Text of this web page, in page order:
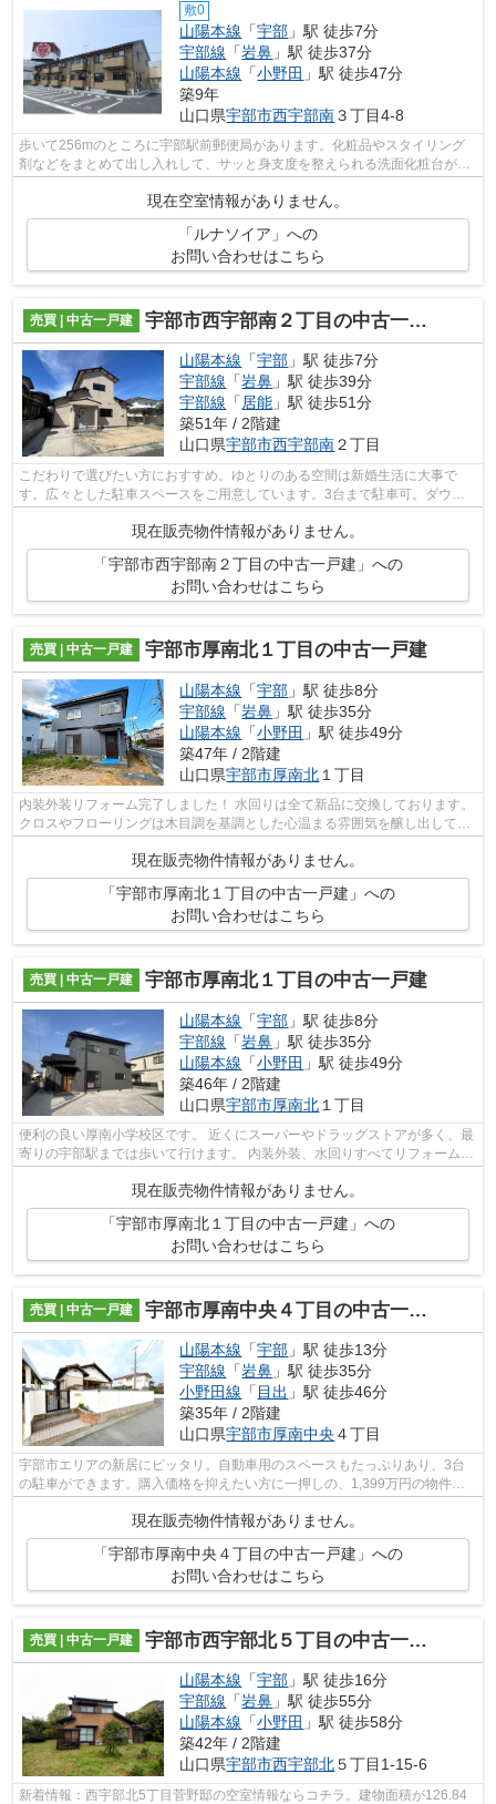
敷0
山陽本線 「宇部 」駅 徒歩7分
宇部線 「岩鼻 」駅 徒歩37分
山陽本線 「小野田 」駅 徒歩47分
築9年
山口県宇部市西宇部南３丁目4-8
歩いて256mのところに宇部駅前郵便局があります。化粧品やスタイリング
剤などをまとめて出し入れして、サッと身支度を整えられる洗面化粧台が付
いております。モニターで来訪者を確認...
現在空室情報がありません。
「ルナソイア」への
お問い合わせはこちら
売買 | 中古一戸建 宇部市西宇部南２丁目の中古一戸建
山陽本線 「宇部 」駅 徒歩7分
宇部線 「岩鼻 」駅 徒歩39分
宇部線 「 居能 」駅 徒歩51分
築51年 / 2階建
山口県宇部市西宇部南２丁目
こだわりで選びたい方におすすめ。ゆとりのある空間は新婚生活に大事で
す。広々とした駐車スペースをご用意しています。3台まで駐車可。ダウン
ライトの照明です、見た目もかっこよくき...
現在販売物件情報がありません。
「宇部市西宇部南２丁目の中古一戸建」への
お問い合わせはこちら
売買 | 中古一戸建 宇部市厚南北１丁目の中古一戸建
山陽本線 「宇部 」駅 徒歩8分
宇部線 「岩鼻 」駅 徒歩35分
山陽本線 「小野田 」駅 徒歩49分
築47年 / 2階建
山口県宇部市厚南北 １丁目
内装外装リフォーム完了しました！ 水回りは全て新品に交換しております。
クロスやフローリングは木目調を基調とした心温まる雰囲気を醸し出してお
現在販売物件情報がありません。
「宇部市厚南北１丁目の中古一戸建」への
お問い合わせはこちら
売買 | 中古一戸建 宇部市厚南北１丁目の中古一戸建
山陽本線 「宇部 」駅 徒歩8分
宇部線 「岩鼻 」駅 徒歩35分
山陽本線 「小野田 」駅 徒歩49分
築46年 / 2階建
山口県宇部市厚南北 １丁目
便利の良い厚南小学校区です。 近くにスーパーやドラッグストアが多く、最
寄りの宇部駅までは歩いて行けます。 内装外装、水回りすべてリフォームし
現在販売物件情報がありません。
「宇部市厚南北１丁目の中古一戸建」への
お問い合わせはこちら
売買 | 中古一戸建 宇部市厚南中央４丁目の中古一戸建
山陽本線 「宇部 」駅 徒歩13分
宇部線 「岩鼻 」駅 徒歩35分
小野田線 「 目出 」駅 徒歩46分
築35年 / 2階建
山口県宇部市厚南中央 ４丁目
宇部市エリアの新居にピッタリ。自動車用のスペースもたっぷりあり、3台
の駐車ができます。購入価格を抑えたい方に一押しの、1,399万円の物件で
現在販売物件情報がありません。
「宇部市厚南中央４丁目の中古一戸建」への
お問い合わせはこちら
売買 | 中古一戸建 宇部市西宇部北５丁目の中古一戸建
山陽本線 「宇部 」駅 徒歩16分
宇部線 「岩鼻 」駅 徒歩55分
山陽本線 「小野田 」駅 徒歩58分
築42年 / 2階建
山口県宇部市西宇部北５丁目1-15-6
新着情報：西宇部北5丁目菅野邸の空室情報ならコチラ。建物面積が126.84